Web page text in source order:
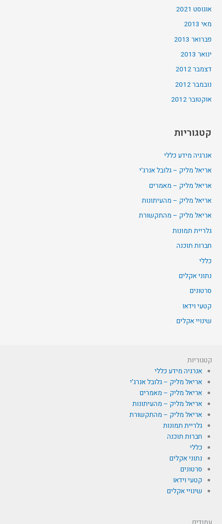
אוגוסט 2021
מאי 2013
פברואר 2013
ינואר 2013
דצמבר 2012
נובמבר 2012
אוקטובר 2012
קטגוריות
אנרגיה מידע כללי
אריאל מליק – גלובל אנרג'י
אריאל מליק – מאמרים
אריאל מליק – מהעיתונות
אריאל מליק – מהתקשורת
גלריית תמונות
חברות תוכנה
כללי
נתוני אקלים
סרטונים
קטעי וידאו
שינויי אקלים
קטגוריות
אנרגיה מידע כללי
אריאל מליק – גלובל אנרג'י
אריאל מליק – מאמרים
אריאל מליק – מהעיתונות
אריאל מליק – מהתקשורת
גלריית תמונות
חברות תוכנה
כללי
נתוני אקלים
סרטונים
קטעי וידאו
שינויי אקלים